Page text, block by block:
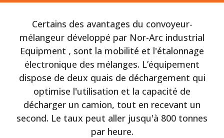
Certains des avantages du convoyeur-
mélangeur développé par Nor-Arc industrial
Equipment , sont la mobilité et l'étalonnage
électronique des mélanges. L’équipement
dispose de deux quais de déchargement qui
optimise l'utilisation et la capacité de
décharger un camion, tout en recevant un
second. Le taux peut aller jusqu'à 800 tonnes
par heure.